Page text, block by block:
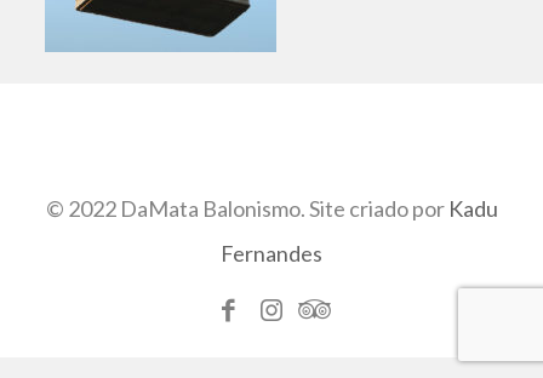
© 2022 DaMata Balonismo. Site criado por Kadu
Fernandes